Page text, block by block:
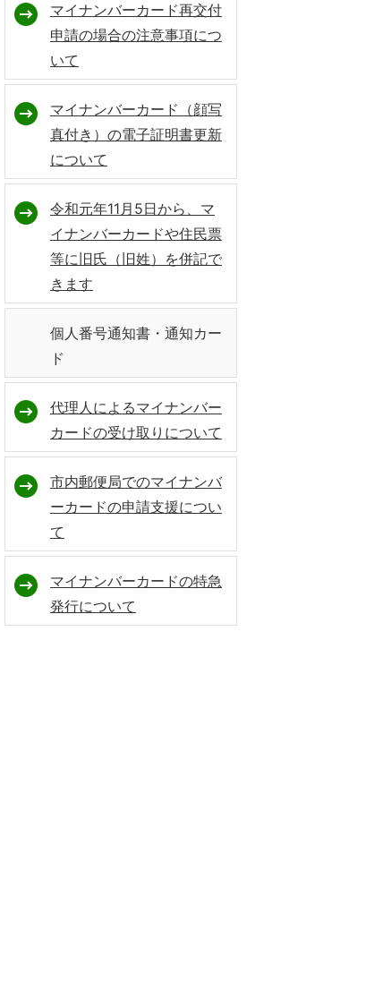
マイナンバーカード再交付
申請の場合の注意事項につ
いて
マイナンバーカード（顔写
真付き）の電子証明書更新
について
令和元年11月5日から、マ
イナンバーカードや住民票
等に旧氏（旧姓）を併記で
きます
個人番号通知書・通知カー
ド
代理人によるマイナンバー
カードの受け取りについて
市内郵便局でのマイナンバ
ーカードの申請支援につい
て
マイナンバーカードの特急
発行について